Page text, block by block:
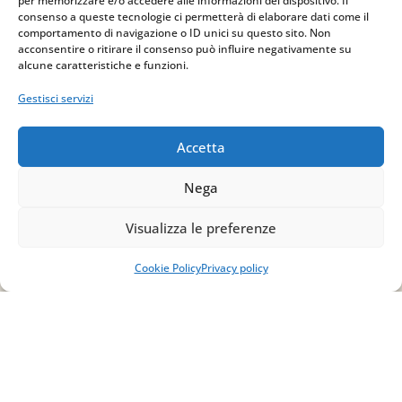
consenso a queste tecnologie ci permetterà di elaborare dati come il
comportamento di navigazione o ID unici su questo sito. Non
acconsentire o ritirare il consenso può influire negativamente su
alcune caratteristiche e funzioni.
Gestisci servizi
Accetta
Nega
Visualizza le preferenze
Cookie PolicyPrivacy policy
83030 Venticano (AV)